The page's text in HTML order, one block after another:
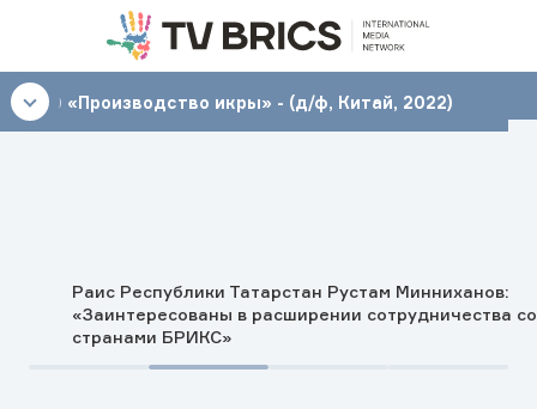
12:00 «Производство икры» - (д/ф, Китай, 2022)
Раис Республики Татарстан Рустам Минниханов:
«Заинтересованы в расширении сотрудничества со
странами БРИКС»